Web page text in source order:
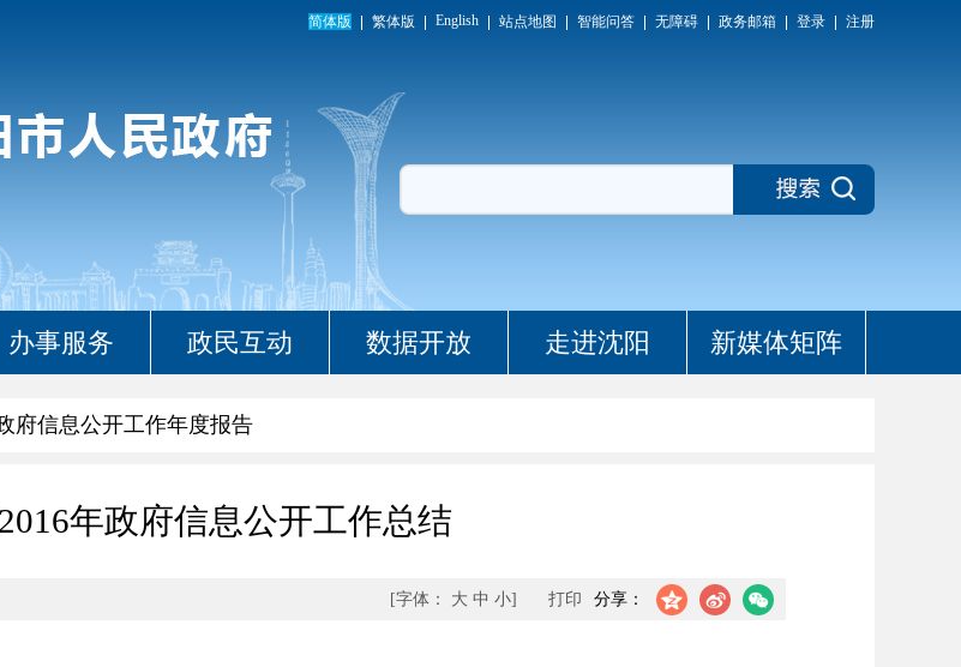
简体版 繁体版 English 站点地图 智能问答 无障碍 政务邮箱 登录 注册
办事服务 政民互动 数据开放 走进沈阳 新媒体矩阵
府信息公开工作年度报告
年政府信息公开工作总结
分享：
[字体： 大 中 小] 打印